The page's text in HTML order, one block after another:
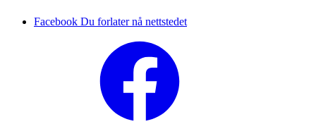
Facebook Du forlater nå nettstedet